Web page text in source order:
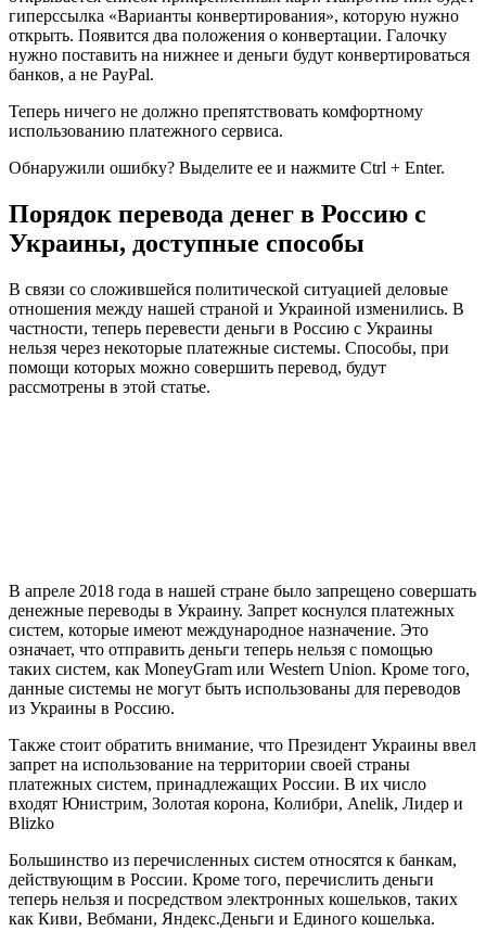
гиперссылка «Варианты конвертирования», которую нужно
открыть. Появится два положения о конвертации. Галочку
нужно поставить на нижнее и деньги будут конвертироваться
банков, а не PayPal.
Теперь ничего не должно препятствовать комфортному
использованию платежного сервиса.
Обнаружили ошибку? Выделите ее и нажмите Ctrl + Enter.
Порядок перевода денег в Россию с
Украины, доступные способы
В связи со сложившейся политической ситуацией деловые
отношения между нашей страной и Украиной изменились. В
частности, теперь перевести деньги в Россию с Украины
нельзя через некоторые платежные системы. Способы, при
помощи которых можно совершить перевод, будут
рассмотрены в этой статье.
В апреле 2018 года в нашей стране было запрещено совершать
денежные переводы в Украину. Запрет коснулся платежных
систем, которые имеют международное назначение. Это
означает, что отправить деньги теперь нельзя с помощью
таких систем, как MoneyGram или Western Union. Кроме того,
данные системы не могут быть использованы для переводов
из Украины в Россию.
Также стоит обратить внимание, что Президент Украины ввел
запрет на использование на территории своей страны
платежных систем, принадлежащих России. В их число
входят Юнистрим, Золотая корона, Колибри, Anelik, Лидер и
Blizko
Большинство из перечисленных систем относятся к банкам,
действующим в России. Кроме того, перечислить деньги
теперь нельзя и посредством электронных кошельков, таких
как Киви, Вебмани, Яндекс.Деньги и Единого кошелька.